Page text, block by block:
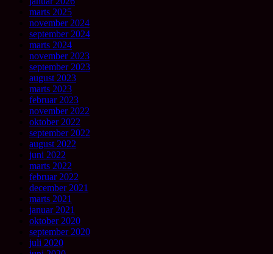
marts 2025
november 2024
september 2024
marts 2024
november 2023
september 2023
august 2023
marts 2023
februar 2023
november 2022
oktober 2022
september 2022
august 2022
juni 2022
marts 2022
februar 2022
december 2021
marts 2021
januar 2021
oktober 2020
september 2020
juli 2020